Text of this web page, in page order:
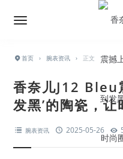
首页 › 腕表资讯 › 正文
香奈儿J12 Bleu
发黑’的陶瓷，让
腕表资讯 2025-05-26